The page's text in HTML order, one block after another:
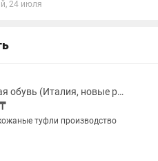
24 июля
Женская обувь (Италия, новые р 37) туфли
туфли производство